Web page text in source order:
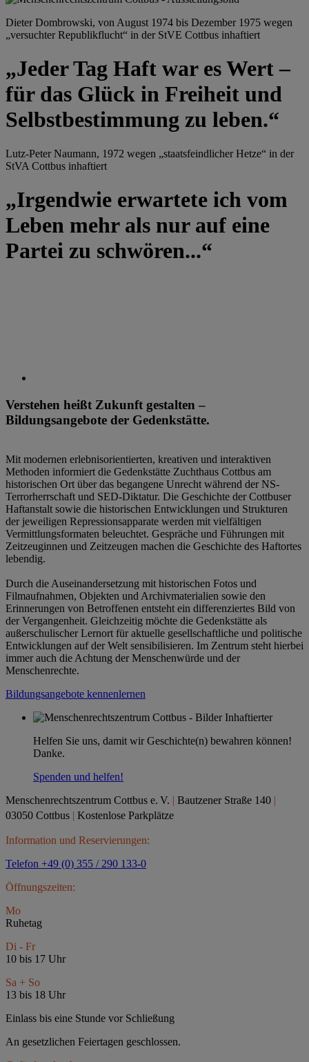
Dieter Dombrowski, von August 1974 bis Dezember 1975 wegen
„versuchter Republikflucht“ in der StVE Cottbus inhaftiert
„Jeder Tag Haft war es Wert –
für das Glück in Freiheit und
Selbstbestimmung zu leben.“
Lutz-Peter Naumann, 1972 wegen „staatsfeindlicher Hetze“ in der
StVA Cottbus inhaftiert
„Irgendwie erwartete ich vom
Leben mehr als nur auf eine
Partei zu schwören...“
Verstehen heißt Zukunft gestalten –
Bildungsangebote der Gedenkstätte.
Mit modernen erlebnisorientierten, kreativen und interaktiven
Methoden informiert die Gedenkstätte Zuchthaus Cottbus am
historischen Ort über das begangene Unrecht während der NS-
Terrorherrschaft und SED-Diktatur. Die Geschichte der Cottbuser
Haftanstalt sowie die historischen Entwicklungen und Strukturen
der jeweiligen Repressionsapparate werden mit vielfältigen
Vermittlungsformaten beleuchtet. Gespräche und Führungen mit
Zeitzeuginnen und Zeitzeugen machen die Geschichte des Haftortes
lebendig.
Durch die Auseinandersetzung mit historischen Fotos und
Filmaufnahmen, Objekten und Archivmaterialien sowie den
Erinnerungen von Betroffenen entsteht ein differenziertes Bild von
der Vergangenheit. Gleichzeitig möchte die Gedenkstätte als
außerschulischer Lernort für aktuelle gesellschaftliche und politische
Entwicklungen auf der Welt sensibilisieren. Im Zentrum steht hierbei
immer auch die Achtung der Menschenwürde und der
Menschenrechte.
Bildungsangebote kennenlernen
Helfen Sie uns, damit wir Geschichte(n) bewahren können!
Danke.
Spenden und helfen!
Menschenrechtszentrum Cottbus e. V. | Bautzener Straße 140 |
03050 Cottbus | Kostenlose Parkplätze
Information und Reservierungen:
Telefon +49 (0) 355 / 290 133-0
Öffnungszeiten:
Mo
Ruhetag
Di - Fr
10 bis 17 Uhr
Sa + So
13 bis 18 Uhr
Einlass bis eine Stunde vor Schließung
An gesetzlichen Feiertagen geschlossen.